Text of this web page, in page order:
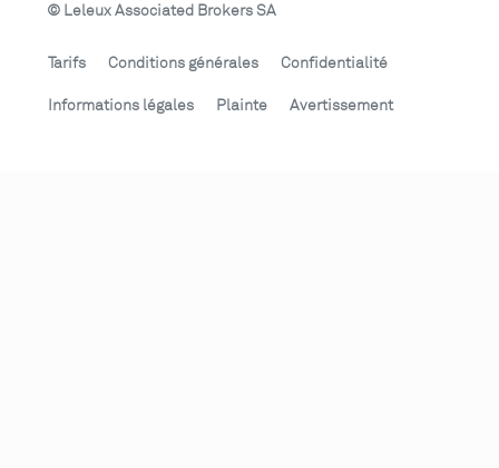
© Leleux Associated Brokers SA
Tarifs Conditions générales Confidentialité
Informations légales Plainte Avertissement